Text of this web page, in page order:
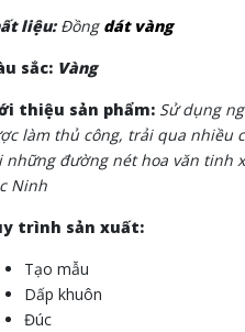
liệu: Đồng dát vàng
sắc: Vàng
thiệu sản phẩm: Sử dụng
làm thủ công, trải qua nhiều
những đường nét hoa văn tinh
Ninh
trình sản xuất:
Tạo mẫu
Dấp khuôn
Đúc